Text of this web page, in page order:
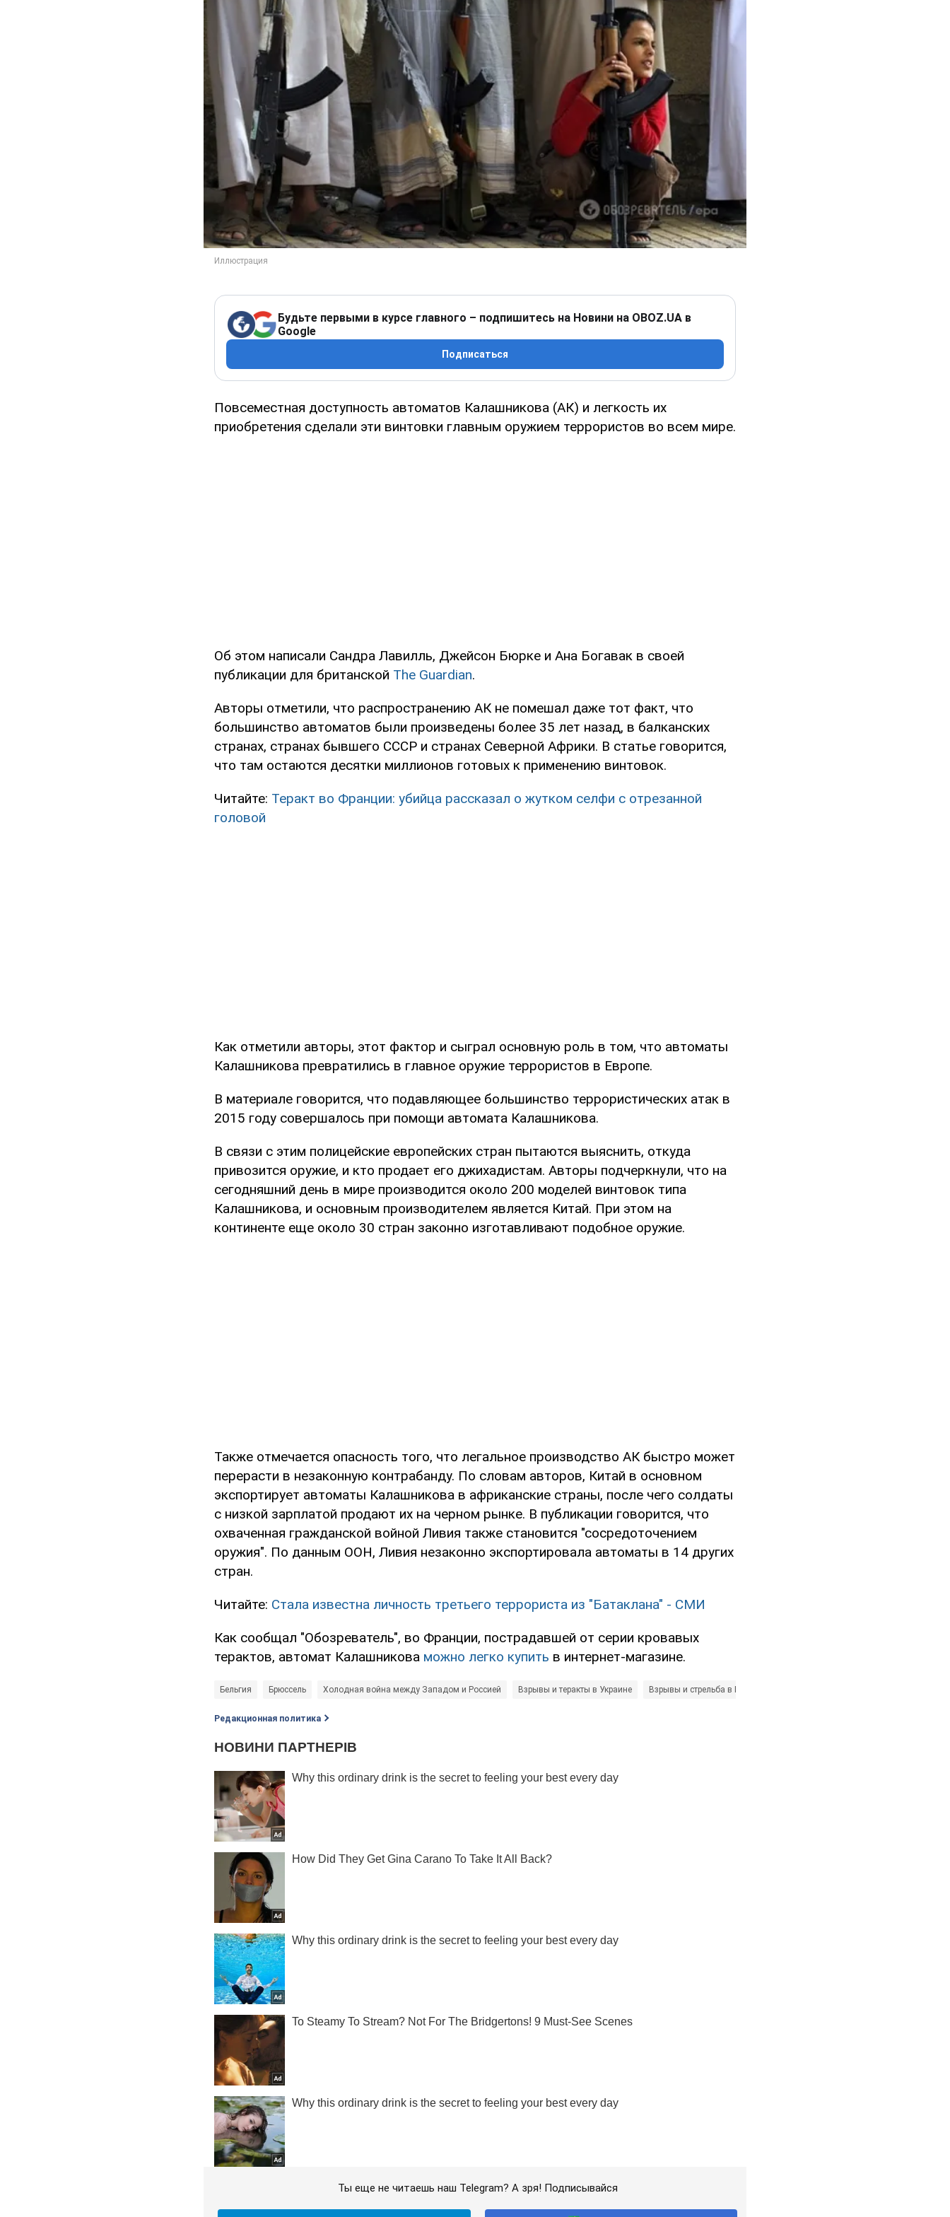
Будьте первыми в курсе главного – подпишитесь на Новини на OBOZ.UA в
Google
Подписаться
Повсеместная доступность автоматов Калашникова (АК) и легкость их
приобретения сделали эти винтовки главным оружием террористов во всем мире.
Об этом написали Сандра Лавилль, Джейсон Бюрке и Ана Богавак в своей
публикации для британской The Guardian.
Авторы отметили, что распространению АК не помешал даже тот факт, что
большинство автоматов были произведены более 35 лет назад, в балканских
странах, странах бывшего СССР и странах Северной Африки. В статье говорится,
что там остаются десятки миллионов готовых к применению винтовок.
Читайте: Теракт во Франции: убийца рассказал о жутком селфи с отрезанной
головой
Как отметили авторы, этот фактор и сыграл основную роль в том, что автоматы
Калашникова превратились в главное оружие террористов в Европе.
В материале говорится, что подавляющее большинство террористических атак в
2015 году совершалось при помощи автомата Калашникова.
В связи с этим полицейские европейских стран пытаются выяснить, откуда
привозится оружие, и кто продает его джихадистам. Авторы подчеркнули, что на
сегодняшний день в мире производится около 200 моделей винтовок типа
Калашникова, и основным производителем является Китай. При этом на
континенте еще около 30 стран законно изготавливают подобное оружие.
Также отмечается опасность того, что легальное производство АК быстро может
перерасти в незаконную контрабанду. По словам авторов, Китай в основном
экспортирует автоматы Калашникова в африканские страны, после чего солдаты
с низкой зарплатой продают их на черном рынке. В публикации говорится, что
охваченная гражданской войной Ливия также становится "сосредоточением
оружия". По данным ООН, Ливия незаконно экспортировала автоматы в 14 других
стран.
Читайте: Стала известна личность третьего террориста из "Батаклана" - СМИ
Как сообщал "Обозреватель", во Франции, пострадавшей от серии кровавых
терактов, автомат Калашникова можно легко купить в интернет-магазине.
Бельгия Брюссель Холодная война между Западом и Россией Взрывы и теракты в Украине Взрывы и стрельба в Париже
Редакционная политика
Ты еще не читаешь наш Telegram? А зря! Подписывайся